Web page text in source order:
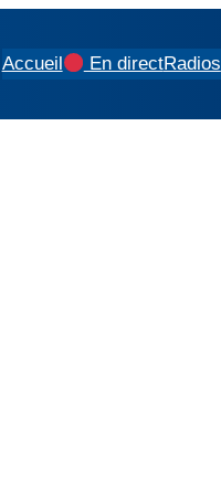
Accueil En directRadios